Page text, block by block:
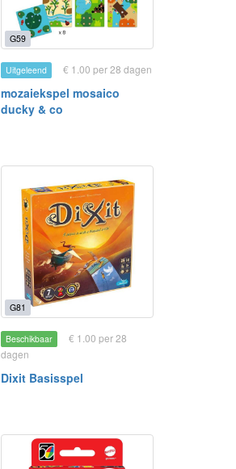
G59
Uitgeleend € 1.00 per 28 dagen
mozaiekspel mosaico
ducky & co
G81
Beschikbaar
€ 1.00 per 28
dagen
Dixit Basisspel